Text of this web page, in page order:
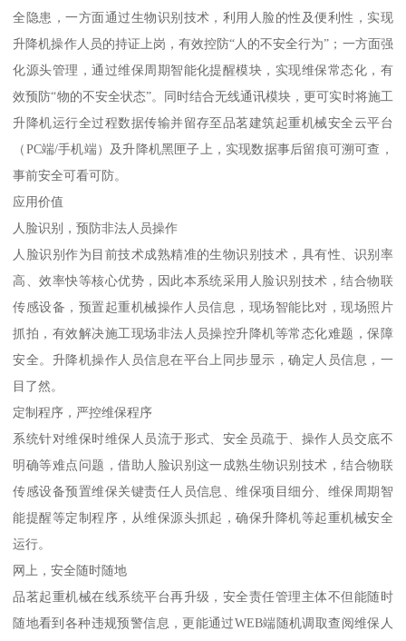
全隐患，一方面通过生物识别技术，利用人脸的性及便利性，实现
升降机操作人员的持证上岗，有效控防“人的不安全行为”；一方面强
化源头管理，通过维保周期智能化提醒模块，实现维保常态化，有
效预防“物的不安全状态”。同时结合无线通讯模块，更可实时将施工
升降机运行全过程数据传输并留存至品茗建筑起重机械安全云平台
（PC端/手机端）及升降机黑匣子上，实现数据事后留痕可溯可查，
事前安全可看可防。
应用价值
人脸识别，预防非法人员操作
人脸识别作为目前技术成熟精准的生物识别技术，具有性、识别率
高、效率快等核心优势，因此本系统采用人脸识别技术，结合物联
传感设备，预置起重机械操作人员信息，现场智能比对，现场照片
抓拍，有效解决施工现场非法人员操控升降机等常态化难题，保障
安全。升降机操作人员信息在平台上同步显示，确定人员信息，一
目了然。
定制程序，严控维保程序
系统针对维保时维保人员流于形式、安全员疏于、操作人员交底不
明确等难点问题，借助人脸识别这一成熟生物识别技术，结合物联
传感设备预置维保关键责任人员信息、维保项目细分、维保周期智
能提醒等定制程序，从维保源头抓起，确保升降机等起重机械安全
运行。
网上，安全随时随地
品茗起重机械在线系统平台再升级，安全责任管理主体不但能随时
随地看到各种违规预警信息，更能通过WEB端随机调取查阅维保人